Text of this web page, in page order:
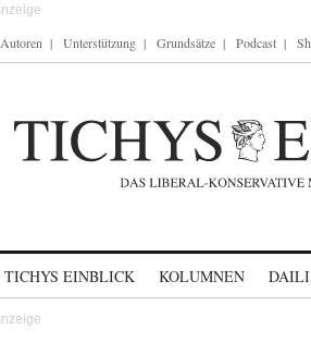
Autoren Unterstützung Grundsätze Podcast
TICHYS EINBLICK KOLUMNEN